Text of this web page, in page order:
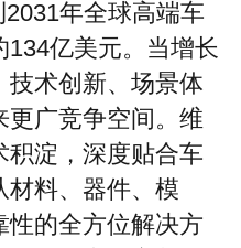
年全球高端车
亿美元。当增长
技术创新、场景体
更广竞争空间。维
积淀，深度贴合车
材料、器件、模
性的全方位解决方